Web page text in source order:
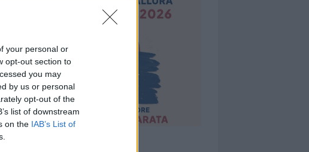
your personal or
opt-out section to
you may
by us or personal
opt-out of the
list of downstream
on the IAB’s List of